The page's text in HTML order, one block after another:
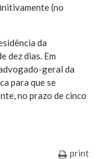
(no
da
dez dias. Em
geral da
para que se
no prazo de cinco
print